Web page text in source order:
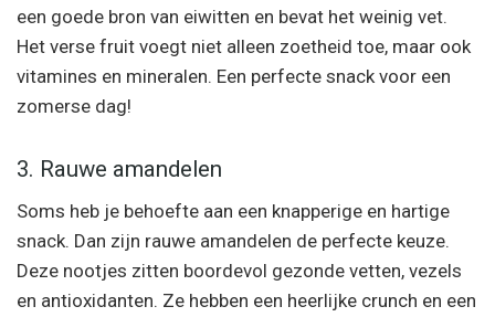
een goede bron van eiwitten en bevat het weinig vet.
Het verse fruit voegt niet alleen zoetheid toe, maar ook
vitamines en mineralen. Een perfecte snack voor een
zomerse dag!
3. Rauwe amandelen
Soms heb je behoefte aan een knapperige en hartige
snack. Dan zijn rauwe amandelen de perfecte keuze.
Deze nootjes zitten boordevol gezonde vetten, vezels
en antioxidanten. Ze hebben een heerlijke crunch en een